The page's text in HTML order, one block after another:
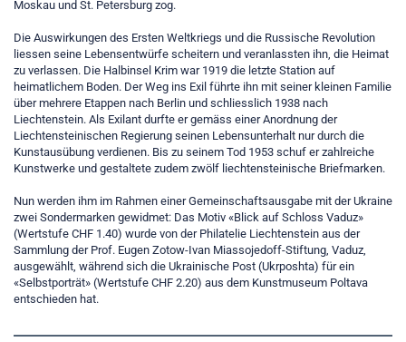
Moskau und St. Petersburg zog.
Die Auswirkungen des Ersten Weltkriegs und die Russische Revolution
liessen seine Lebensentwürfe scheitern und veranlassten ihn, die Heimat
zu verlassen. Die Halbinsel Krim war 1919 die letzte Station auf
heimatlichem Boden. Der Weg ins Exil führte ihn mit seiner kleinen Familie
über mehrere Etappen nach Berlin und schliesslich 1938 nach
Liechtenstein. Als Exilant durfte er gemäss einer Anordnung der
Liechtensteinischen Regierung seinen Lebensunterhalt nur durch die
Kunstausübung verdienen. Bis zu seinem Tod 1953 schuf er zahlreiche
Kunstwerke und gestaltete zudem zwölf liechtensteinische Briefmarken.
Nun werden ihm im Rahmen einer Gemeinschaftsausgabe mit der Ukraine
zwei Sondermarken gewidmet: Das Motiv «Blick auf Schloss Vaduz»
(Wertstufe CHF 1.40) wurde von der Philatelie Liechtenstein aus der
Sammlung der Prof. Eugen Zotow-Ivan Miassojedoff-Stiftung, Vaduz,
ausgewählt, während sich die Ukrainische Post (Ukrposhta) für ein
«Selbstporträt» (Wertstufe CHF 2.20) aus dem Kunstmuseum Poltava
entschieden hat.